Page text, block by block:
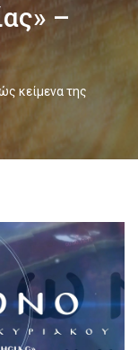
–
κείμενα της